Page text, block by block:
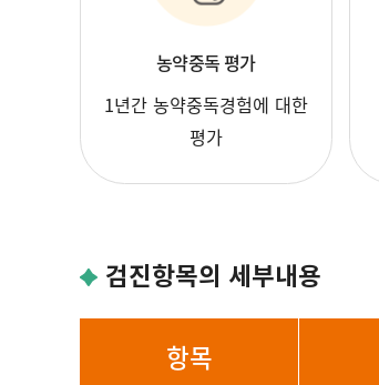
농약중독 평가
1년간 농약중독경험에 대한
평가
검진항목의 세부내용
항목